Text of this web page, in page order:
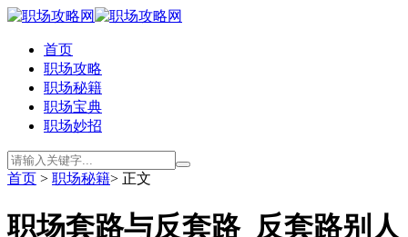
首页
职场攻略
职场秘籍
职场宝典
职场妙招
首页 > 职场秘籍> 正文
职场套路与反套路_反套路别人